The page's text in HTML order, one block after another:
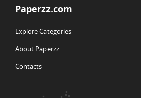
Paperzz.com
Explore Categories
About Paperzz
Contacts